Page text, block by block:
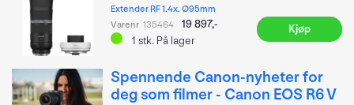
Extender RF 1.4x. Ø95mm
Varenr 135464 19 897,-
1 stk. På lager
Spennende Canon-nyheter for
deg som filmer - Canon EOS R6 V